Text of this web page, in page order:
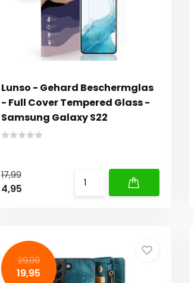
Lunso - Gehard Beschermglas
- Full Cover Tempered Glass -
Samsung Galaxy S22
17,99
4,95
29,99
19,95